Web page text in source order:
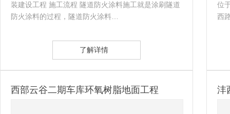
装建设工程 施工流程 隧道防火涂料施工就是涂刷隧道
防火涂料的过程，隧道防火涂料…
了解详情
位
西
西部云谷二期车库环氧树脂地面工程